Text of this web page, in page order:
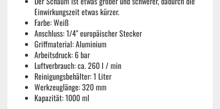
Einwirkungszeit etwas kürzer.
Farbe: Weiß
Anschluss: 1/4" europäischer Stecker
Griffmaterial: Aluminium
Arbeitsdruck: 6 bar
Luftverbrauch: ca. 260 l / min
Reinigungsbehälter: 1 Liter
Werkzeuglänge: 320 mm
Kapazität: 1000 ml